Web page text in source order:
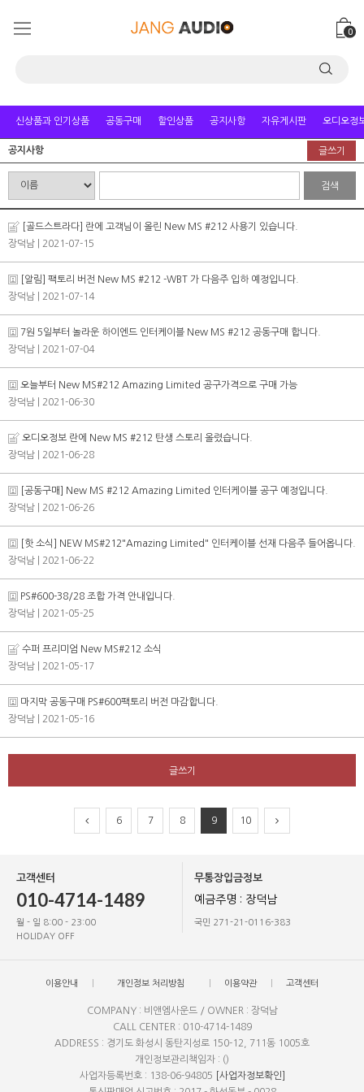
0
신상품과 인기상품 공동구매 할인상품 공지사항 자유게시판 오디오정
공지사항 글쓰기
검색
[골드스트라다] 란에 고객님이 올린 New MS #212 사용기 있습니다.
장덕남
| 2021-07-15
[알림] 팩토리 버전 New MS #212 -WBT 가 다음주 입하 예정입니다.
장덕남
| 2021-07-14
7원 5일부터 놀라운 하이엔드 인터케이블 New MS #212 공동구매 합니다.
장덕남
| 2021-07-04
오늘부터 New MS#212 Amazing Limited 공구가격으로 구매 가능
장덕남
| 2021-06-30
오디오정보 란에 New MS #212 탄생 스토리 올렸습니다.
장덕남
| 2021-06-28
[공동구매] New MS #212 Amazing Limited 인터케이블 공구 예정입니다.
장덕남
| 2021-06-26
[핫 소식] NEW MS#212"Amazing Limited" 인터케이블 선재 다음주 들어옵니다.
장덕남
| 2021-06-22
PS#600-38/28 조합 가격 안내입니다.
장덕남
| 2021-05-25
수퍼 프리미엄 New MS#212 소식
장덕남
| 2021-05-17
마지막 공동구매 PS#600팩토리 버전 마감합니다.
장덕남
| 2021-05-16
글쓰기
6 7 8 9 10
고객센터
010-4714-1489
월 - 일 8:00 - 23:00
HOLIDAY OFF
무통장입금정보
예금주명 : 장덕남
국민 271-21-0116-383
이용안내 개인정보 처리방침 이용약관 고객센터
COMPANY : 비앤엠사운드 / OWNER : 장덕남
CALL CENTER : 010-4714-1489
ADDRESS : 경기도 화성시 동탄지성로 150-12, 711동 1005호
개인정보관리책임자 : ()
사업자등록번호 : 138-06-94805
[사업자정보확인]